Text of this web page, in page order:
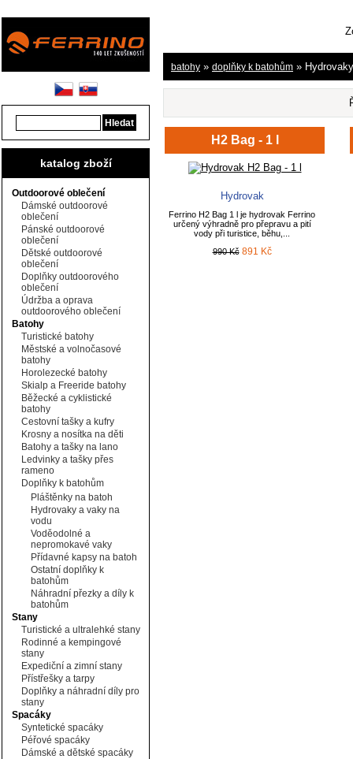
katalog zboží
Outdoorové oblečení
Dámské outdoorové
oblečení
Pánské outdoorové
oblečení
Dětské outdoorové
oblečení
Doplňky outdoorového
oblečení
Údržba a oprava
outdoorového oblečení
Batohy
Turistické batohy
Městské a volnočasové
batohy
Horolezecké batohy
Skialp a Freeride batohy
Běžecké a cyklistické
batohy
Cestovní tašky a kufry
Krosny a nosítka na děti
Batohy a tašky na lano
Ledvinky a tašky přes
rameno
Doplňky k batohům
Pláštěnky na batoh
Hydrovaky a vaky na
vodu
Voděodolné a
nepromokavé vaky
Přídavné kapsy na batoh
Ostatní doplňky k
batohům
Náhradní přezky a díly k
batohům
Stany
Turistické a ultralehké stany
Rodinné a kempingové
stany
Expediční a zimní stany
Přístřešky a tarpy
Doplňky a náhradní díly pro
stany
Spacáky
Syntetické spacáky
Péřové spacáky
Dámské a dětské spacáky
batohy » doplňky k batohům »
H2 Bag - 1 l
Hydrovak
Ferrino H2 Bag 1 l je hydrovak Ferrino
určený výhradně pro přepravu a pití
vody při turistice, běhu,...
990 Kč 891 Kč